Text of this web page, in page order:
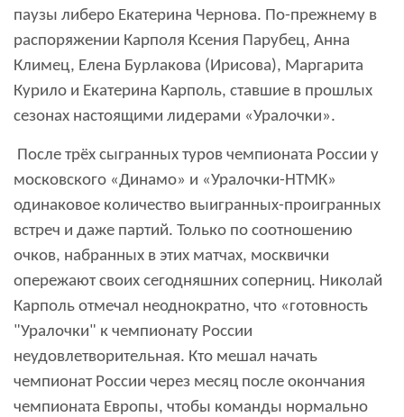
паузы либеро Екатерина Чернова. По-прежнему в
распоряжении Карполя Ксения Парубец, Анна
Климец, Елена Бурлакова (Ирисова), Маргарита
Курило и Екатерина Карполь, ставшие в прошлых
сезонах настоящими лидерами «Уралочки».
После трёх сыгранных туров чемпионата России у
московского «Динамо» и «Уралочки-НТМК»
одинаковое количество выигранных-проигранных
встреч и даже партий. Только по соотношению
очков, набранных в этих матчах, москвички
опережают своих сегодняшних соперниц. Николай
Карполь отмечал неоднократно, что «готовность
"Уралочки" к чемпионату России
неудовлетворительная. Кто мешал начать
чемпионат России через месяц после окончания
чемпионата Европы, чтобы команды нормально